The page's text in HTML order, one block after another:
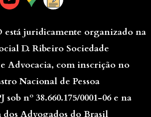
está juridicamente organizado na
D. Ribeiro Sociedade
Advocacia, com inscrição no
Nacional de Pessoa
sob nº 38.660.175/0001-06 e na
dos Advogados do Brasil